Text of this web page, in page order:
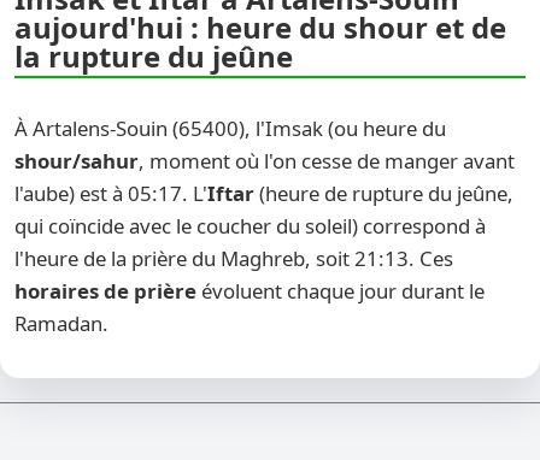
aujourd'hui : heure du shour et de
la rupture du jeûne
À Artalens-Souin (65400), l'Imsak (ou heure du
shour/sahur, moment où l'on cesse de manger avant
l'aube) est à 05:17. L'Iftar(heure de rupture du jeûne,
qui coïncide avec le coucher du soleil) correspond à
l'heure de la prière du Maghreb, soit 21:13. Ces
horaires de prière évoluent chaque jour durant le
Ramadan.